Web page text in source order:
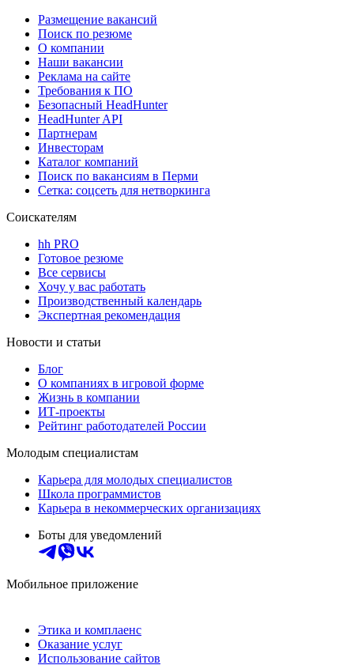
Размещение вакансий
Поиск по резюме
О компании
Наши вакансии
Реклама на сайте
Требования к ПО
Безопасный HeadHunter
HeadHunter API
Партнерам
Инвесторам
Каталог компаний
Поиск по вакансиям в Перми
Сетка: соцсеть для нетворкинга
Соискателям
hh PRO
Готовое резюме
Все сервисы
Хочу у вас работать
Производственный календарь
Экспертная рекомендация
Новости и статьи
Блог
О компаниях в игровой форме
Жизнь в компании
ИТ-проекты
Рейтинг работодателей России
Молодым специалистам
Карьера для молодых специалистов
Школа программистов
Карьера в некоммерческих организациях
Боты для уведомлений
Мобильное приложение
Этика и комплаенс
Оказание услуг
Использование сайтов